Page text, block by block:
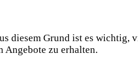
diesem Grund ist es wichtig,
Angebote zu erhalten.